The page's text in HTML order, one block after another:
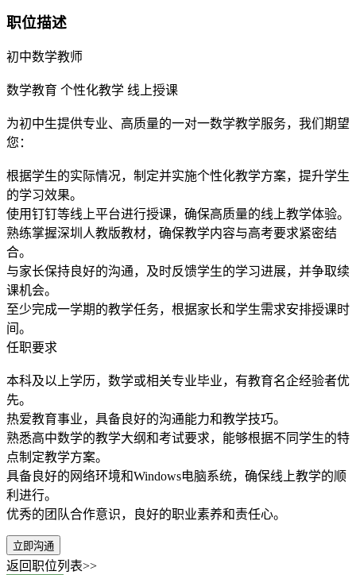
职位描述
初中数学教师
数学教育 个性化教学 线上授课
为初中生提供专业、高质量的一对一数学教学服务，我们期望
您：
根据学生的实际情况，制定并实施个性化教学方案，提升学生
的学习效果。
使用钉钉等线上平台进行授课，确保高质量的线上教学体验。
熟练掌握深圳人教版教材，确保教学内容与高考要求紧密结
合。
与家长保持良好的沟通，及时反馈学生的学习进展，并争取续
课机会。
至少完成一学期的教学任务，根据家长和学生需求安排授课时
间。
任职要求
本科及以上学历，数学或相关专业毕业，有教育名企经验者优
先。
热爱教育事业，具备良好的沟通能力和教学技巧。
熟悉高中数学的教学大纲和考试要求，能够根据不同学生的特
点制定教学方案。
具备良好的网络环境和Windows电脑系统，确保线上教学的顺
利进行。
优秀的团队合作意识，良好的职业素养和责任心。
立即沟通
返回职位列表>>